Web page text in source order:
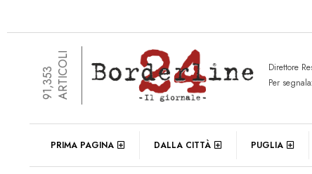
91,353ARTICOLI Direttore
Per
PRIMA PAGINA DALLA CITTÀ PUGLIA